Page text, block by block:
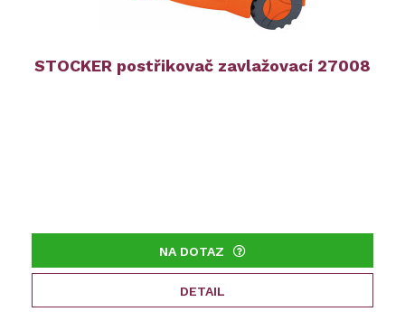
STOCKER postřikovač zavlažovací 27008
NA DOTAZ
DETAIL